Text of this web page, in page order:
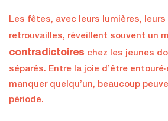
Les fêtes, avec leurs lumières, leurs
retrouvailles, réveillent souvent un
contradictoires chez les jeunes
séparés. Entre la joie d’être
manquer quelqu’un, beaucoup
période.